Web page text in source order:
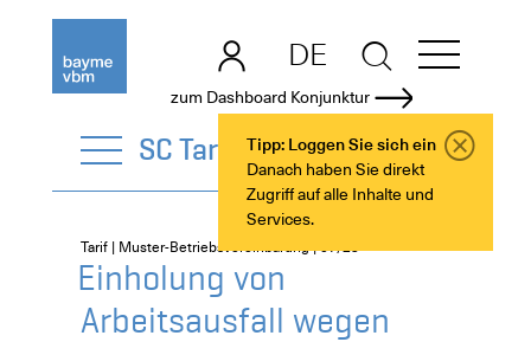
zum Dashboard Konjunktur
Tipp: Loggen Sie sich ein
Danach haben Sie direkt
Zugriff auf alle Inhalte und
Services.
DE
EN
SC Tarif
Tarif | Muster-Betriebsvereinbarung | 07/25
Einholung von
Arbeitsausfall wegen